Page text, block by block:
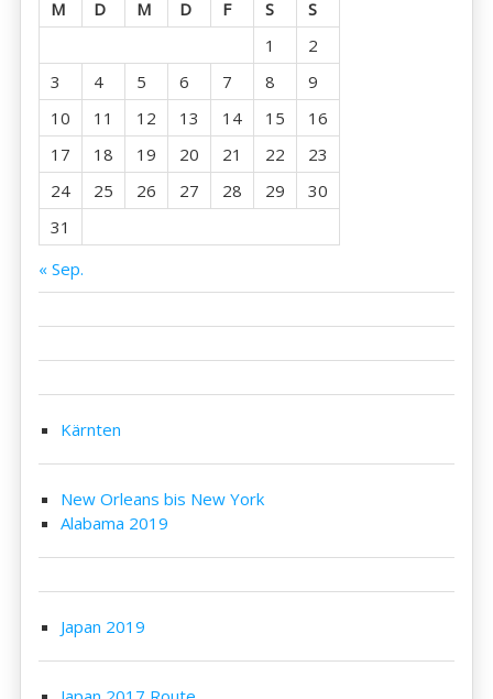
M
D M D F S
S
1
2
3
4 5 6 7 8
9
10
11 12 13 14 15
16
17
18 19 20 21 22
23
24
25 26 27 28 29
30
31
« Sep.
Kärnten
New Orleans bis New York
Alabama 2019
Japan 2019